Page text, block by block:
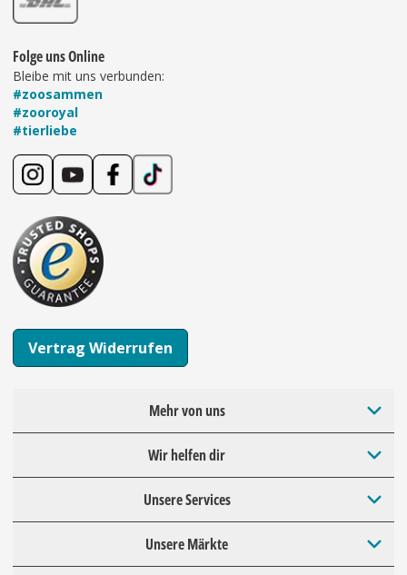
Folge uns Online
Bleibe mit uns verbunden:
#zoosammen
#zooroyal
#tierliebe
Vertrag Widerrufen
Mehr von uns
Wir helfen dir
Unsere Services
Unsere Märkte